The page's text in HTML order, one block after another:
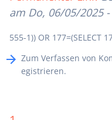
am Do, 06/05/2025 -
555-1)) OR 177=(SELECT
Zum Verfassen von
egistrieren.